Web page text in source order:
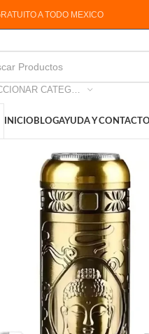
A TODO MEXICO
INICIO BLOGAYUDA Y CONTACTO